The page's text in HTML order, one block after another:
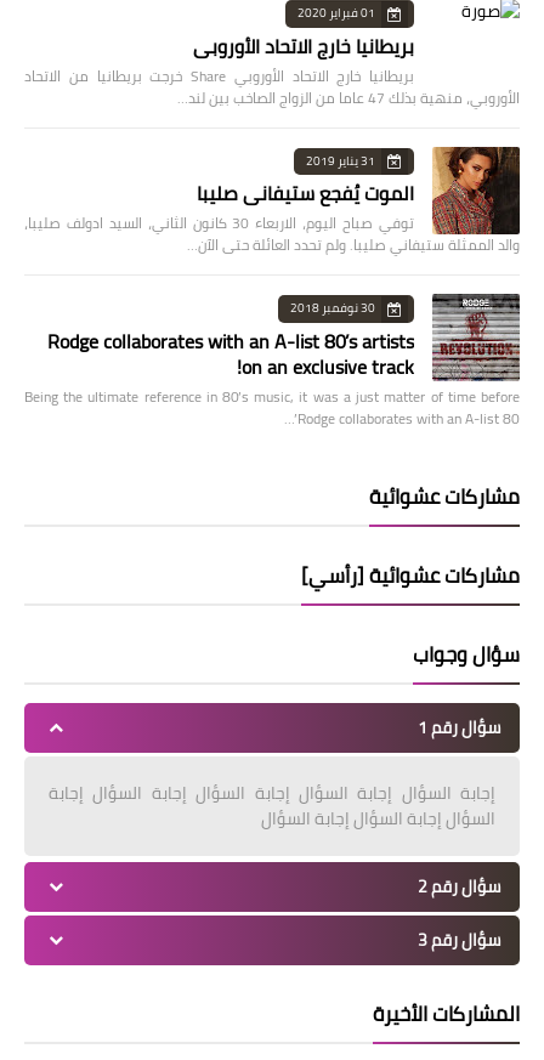
01 فبراير 2020
بريطانيا خارج الاتحاد الأوروبي
بريطانيا خارج الاتحاد الأوروبي Share خرجت بريطانيا من الاتحاد
الأوروبي، منهية بذلك 47 عاما من الزواج الصاخب بين لند…
31 يناير 2019
الموت يُفجع ستيفاني صليبا
توفي صباح اليوم، الاربعاء 30 كانون الثاني، السيد ادولف صليبا،
والد الممثلة ستيفاني صليبا. ولم تحدد العائلة حتى الآن…
30 نوفمبر 2018
Rodge collaborates with an A-list 80’s artists
on an exclusive track!
Being the ultimate reference in 80’s music, it was a just matter of time before
Rodge collaborates with an A-list 80’…
مشاركات عشوائية
مشاركات عشوائية [رأسي]
سؤال وجواب
سؤال رقم 1
إجابة السؤال إجابة السؤال إجابة السؤال إجابة السؤال إجابة
السؤال إجابة السؤال إجابة السؤال
سؤال رقم 2
سؤال رقم 3
المشاركات الأخيرة